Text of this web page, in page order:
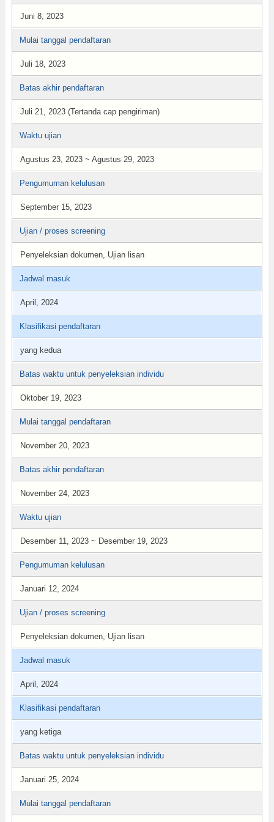
Juni 8, 2023
Mulai tanggal pendaftaran
Juli 18, 2023
Batas akhir pendaftaran
Juli 21, 2023 (Tertanda cap pengiriman)
Waktu ujian
Agustus 23, 2023 ~ Agustus 29, 2023
Pengumuman kelulusan
September 15, 2023
Ujian / proses screening
Penyeleksian dokumen, Ujian lisan
Jadwal masuk
April, 2024
Klasifikasi pendaftaran
yang kedua
Batas waktu untuk penyeleksian individu
Oktober 19, 2023
Mulai tanggal pendaftaran
November 20, 2023
Batas akhir pendaftaran
November 24, 2023
Waktu ujian
Desember 11, 2023 ~ Desember 19, 2023
Pengumuman kelulusan
Januari 12, 2024
Ujian / proses screening
Penyeleksian dokumen, Ujian lisan
Jadwal masuk
April, 2024
Klasifikasi pendaftaran
yang ketiga
Batas waktu untuk penyeleksian individu
Januari 25, 2024
Mulai tanggal pendaftaran